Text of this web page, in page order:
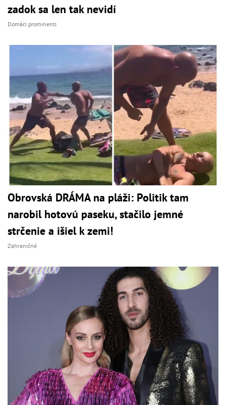
zadok sa len tak nevidí
Domáci prominenti
Obrovská DRÁMA na pláži: Politik tam
narobil hotovú paseku, stačilo jemné
strčenie a išiel k zemi!
Zahraničné